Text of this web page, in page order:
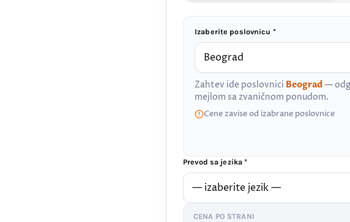
Izaberite poslovnicu *
Zahtev ide poslovnici Beograd—
mejlom sa zvaničnom ponudom.
Cene zavise od izabrane poslovnice
Prevod sa jezika *
CENA PO STRANI